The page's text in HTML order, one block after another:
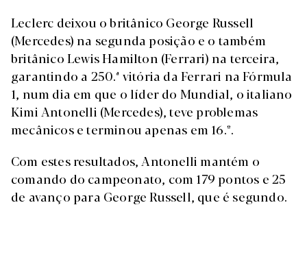
Leclerc deixou o britânico George Russell
(Mercedes) na segunda posição e o também
britânico Lewis Hamilton (Ferrari) na terceira,
garantindo a 250.ª vitória da Ferrari na Fórmula
1, num dia em que o líder do Mundial, o italiano
Kimi Antonelli (Mercedes), teve problemas
mecânicos e terminou apenas em 16.º.
Com estes resultados, Antonelli mantém o
comando do campeonato, com 179 pontos e 25
de avanço para George Russell, que é segundo.